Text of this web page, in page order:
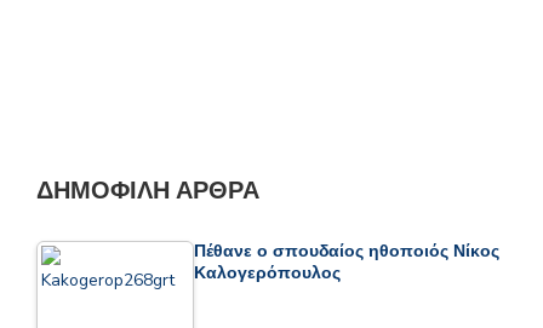
ΔΗΜΟΦΙΛΉ ΆΡΘΡΑ
Πέθανε ο σπουδαίος ηθοποιός Νίκος
Καλογερόπουλος